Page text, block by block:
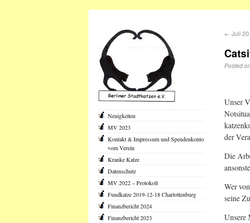
← Juli
Posted
Unser
der
Die
Wer
seine
Unsere
Neuigkeiten
MV 2023
Kontakt & Impressum und Spendenkonto
vom Verein
Kranke Katze
Datenschutz
MV 2022 – Protokoll
Fundkatze 2019-12-18 Charlottenburg
Finanzbericht 2024
Finanzbericht 2023